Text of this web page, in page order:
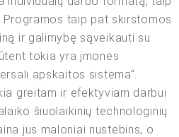
taip pat skirstomos
ir galimybę sąveikauti su
tokia yra įmonės
apskaitos sistema“.
greitam ir efektyviam darbui
šiuolaikinių technologinių
jus maloniai nustebins, o